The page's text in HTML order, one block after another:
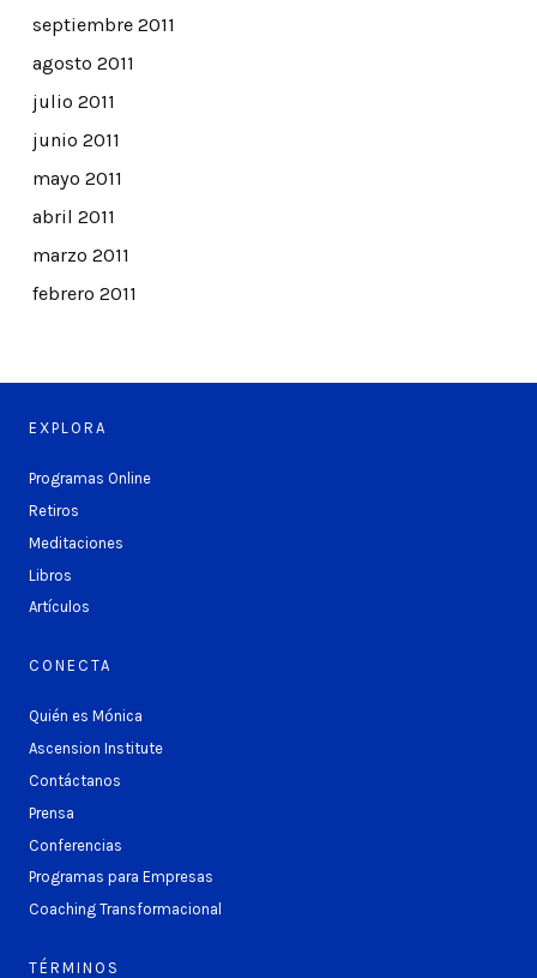
septiembre 2011
agosto 2011
julio 2011
junio 2011
mayo 2011
abril 2011
marzo 2011
febrero 2011
EXPLORA
Programas Online
Retiros
Meditaciones
Libros
Artículos
CONECTA
Quién es Mónica
Ascension Institute
Contáctanos
Prensa
Conferencias
Programas para Empresas
Coaching Transformacional
TÉRMINOS